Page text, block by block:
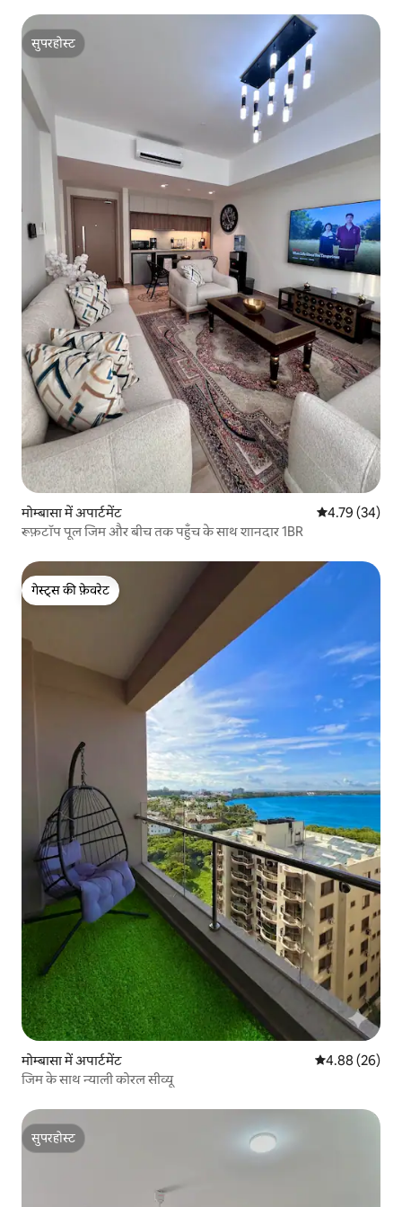
सुपरहोस्ट
सुपरहोस्ट
मोम्बासा में अपार्टमेंट औसत रेटिंग 5 में
4.79 (34)
रूफ़टॉप पूल जिम और बीच तक पहुँच के साथ शानदार 1BR
गेस्ट्स की फ़ेवरेट
गेस्ट्स की फ़ेवरेट
मोम्बासा में अपार्टमेंट औसत रेटिंग 5 में
4.88 (26)
जिम के साथ न्याली कोरल सीव्यू
सुपरहोस्ट
सुपरहोस्ट